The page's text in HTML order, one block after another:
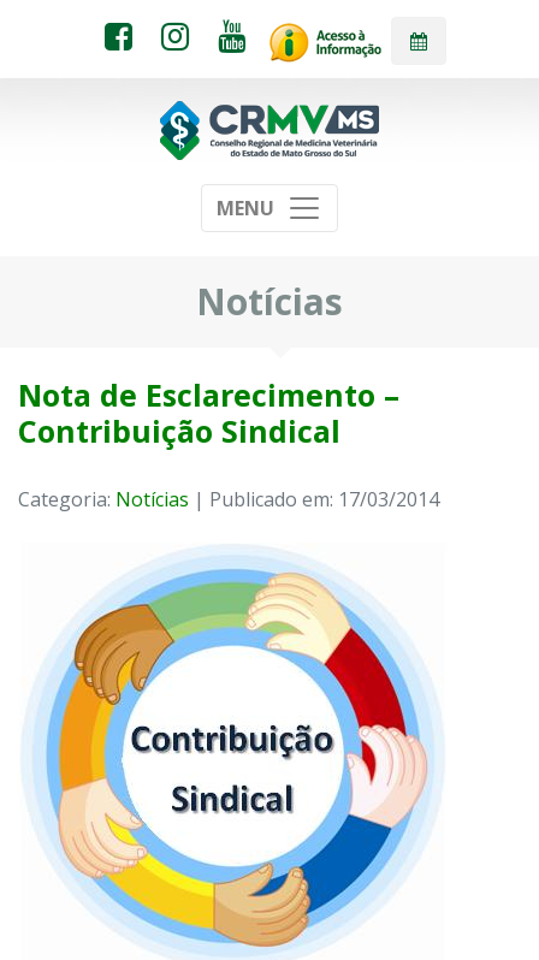
MENU
Notícias
Nota de Esclarecimento –
Contribuição Sindical
Categoria: Notícias | Publicado em: 17/03/2014